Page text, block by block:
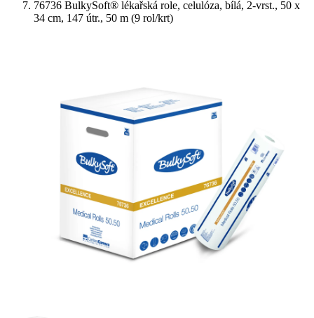
76736 BulkySoft® lékařská role, celulóza, bílá, 2-vrst., 50 x
34 cm, 147 útr., 50 m (9 rol/krt)